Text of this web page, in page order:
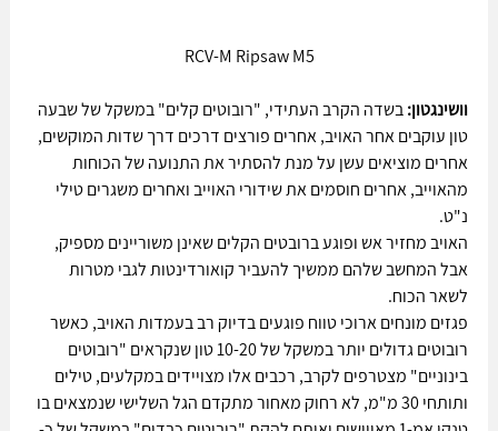
RCV-M Ripsaw M5
וושינגטון: בשדה הקרב העתידי, "רובוטים קלים" במשקל של שבעה
טון עוקבים אחר האויב, אחרים פורצים דרכים דרך שדות המוקשים,
אחרים מוציאים עשן על מנת להסתיר את התנועה של הכוחות
מהאוייב, אחרים חוסמים את שידורי האוייב ואחרים משגרים טילי
נ"ט.
האויב מחזיר אש ופוגע ברובטים הקלים שאינן משוריינים מספיק,
אבל המחשב שלהם ממשיך להעביר קואורדינטות לגבי מטרות
לשאר הכוח.
פגזים מונחים ארוכי טווח פוגעים בדיוק רב בעמדות האויב, כאשר
רובוטים גדולים יותר במשקל של 10-20 טון שנקראים "רובוטים
בינוניים" מצטרפים לקרב, רכבים אלו מצויידים במקלעים, טילים
ותותחי 30 מ"מ, לא רחוק מאחור מתקדם הגל השלישי שנמצאים בו